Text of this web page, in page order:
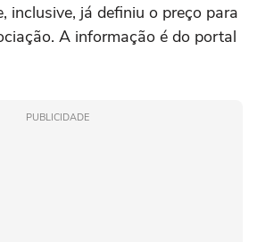
inclusive, já definiu o preço para
A informação é do portal
PUBLICIDADE